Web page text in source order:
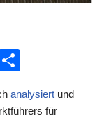
C
e
analysiert und
für